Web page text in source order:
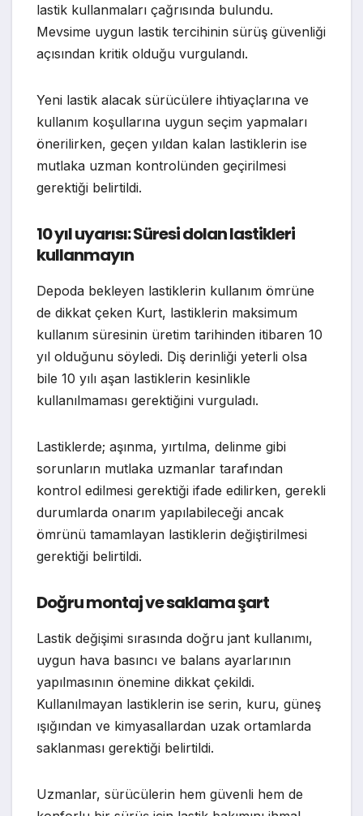
lastik kullanmaları çağrısında bulundu.
Mevsime uygun lastik tercihinin sürüş güvenliği
açısından kritik olduğu vurgulandı.
Yeni lastik alacak sürücülere ihtiyaçlarına ve
kullanım koşullarına uygun seçim yapmaları
önerilirken, geçen yıldan kalan lastiklerin ise
mutlaka uzman kontrolünden geçirilmesi
gerektiği belirtildi.
10 yıl uyarısı: Süresi dolan lastikleri
kullanmayın
Depoda bekleyen lastiklerin kullanım ömrüne
de dikkat çeken Kurt, lastiklerin maksimum
kullanım süresinin üretim tarihinden itibaren 10
yıl olduğunu söyledi. Diş derinliği yeterli olsa
bile 10 yılı aşan lastiklerin kesinlikle
kullanılmaması gerektiğini vurguladı.
Lastiklerde; aşınma, yırtılma, delinme gibi
sorunların mutlaka uzmanlar tarafından
kontrol edilmesi gerektiği ifade edilirken, gerekli
durumlarda onarım yapılabileceği ancak
ömrünü tamamlayan lastiklerin değiştirilmesi
gerektiği belirtildi.
Doğru montaj ve saklama şart
Lastik değişimi sırasında doğru jant kullanımı,
uygun hava basıncı ve balans ayarlarının
yapılmasının önemine dikkat çekildi.
Kullanılmayan lastiklerin ise serin, kuru, güneş
ışığından ve kimyasallardan uzak ortamlarda
saklanması gerektiği belirtildi.
Uzmanlar, sürücülerin hem güvenli hem de